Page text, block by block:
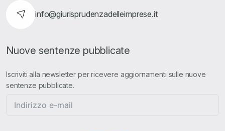
info@giurisprudenzadelleimprese.it
Nuove sentenze pubblicate
Iscriviti alla newsletter per ricevere aggiornamenti sulle nuove
sentenze pubblicate.